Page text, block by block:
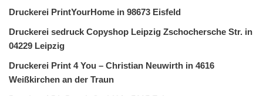
Druckerei PrintYourHome in 98673 Eisfeld
Druckerei sedruck Copyshop Leipzig Zschochersche Str. in
04229 Leipzig
Druckerei Print 4 You – Christian Neuwirth in 4616
Weißkirchen an der Traun